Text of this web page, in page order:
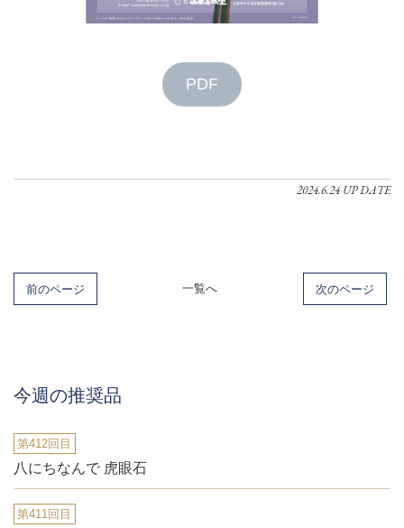
PDF
2024.6.24 UP DATE
前のページ 一覧へ 次のページ
今週の推奨品
第412回目
八にちなんで 虎眼石
第411回目